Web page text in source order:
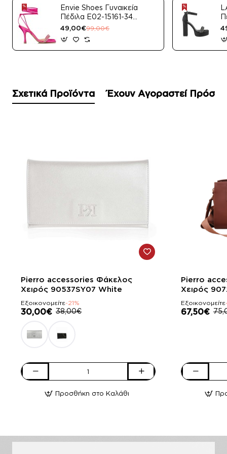
Envie Shoes Γυναικεία
Πέδιλα E02-15161-34
Μαύρο Satin
49,00€99,00€
Σχετικά Προϊόντα Έχουν Αγοραστεί
-21%
Pierro accessories Φάκελος
Χειρός 90537SY07 White
Εξοικονομείτε-21%
30,00€ 38,00€
Pierro
Φάκελος Προσθήκη στο Καλάθι
-10%
Pierro
Χειρός
Εξοικονομείτε
67,50€
Pierro
Τσάντα